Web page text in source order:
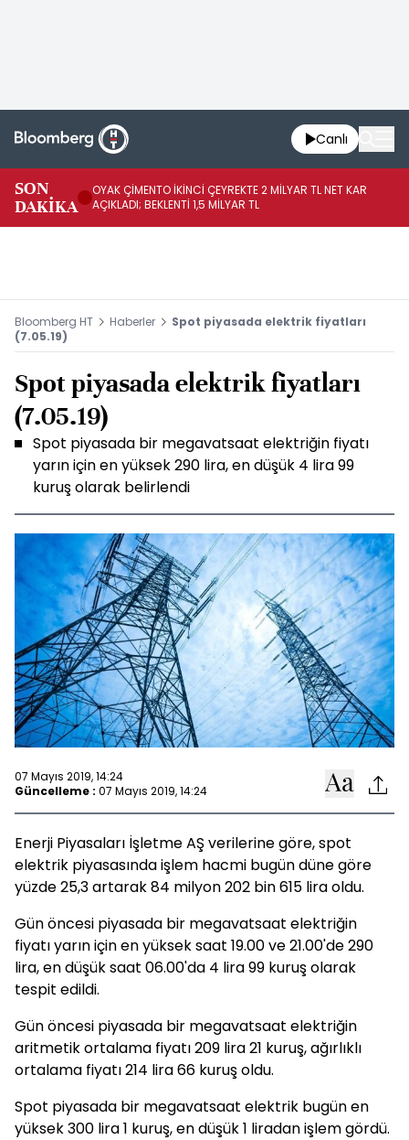
Canlı
SON
DAKİKA
OYAK ÇİMENTO İKİNCİ ÇEYREKTE 2 MİLYAR TL NET KAR
AÇIKLADI; BEKLENTİ 1,5 MİLYAR TL
Bloomberg HT Haberler
Spot piyasada elektrik fiyatları
(7.05.19)
Spot piyasada elektrik fiyatları
(7.05.19)
Spot piyasada bir megavatsaat elektriğin fiyatı
yarın için en yüksek 290 lira, en düşük 4 lira 99
kuruş olarak belirlendi
07 Mayıs 2019, 14:24
Güncelleme : 07 Mayıs 2019, 14:24
Enerji Piyasaları İşletme AŞ verilerine göre, spot
elektrik piyasasında işlem hacmi bugün düne göre
yüzde 25,3 artarak 84 milyon 202 bin 615 lira oldu.
Gün öncesi piyasada bir megavatsaat elektriğin
fiyatı yarın için en yüksek saat 19.00 ve 21.00'de 290
lira, en düşük saat 06.00'da 4 lira 99 kuruş olarak
tespit edildi.
Gün öncesi piyasada bir megavatsaat elektriğin
aritmetik ortalama fiyatı 209 lira 21 kuruş, ağırlıklı
ortalama fiyatı 214 lira 66 kuruş oldu.
Spot piyasada bir megavatsaat elektrik bugün en
yüksek 300 lira 1 kuruş, en düşük 1 liradan işlem gördü.